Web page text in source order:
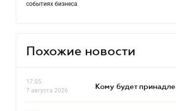
событиях бизнеса
Похожие новости
17.05
7 августа 2026
Кому будет